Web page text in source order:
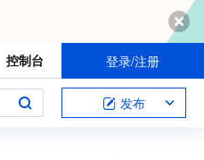
控制台 登录/注册
发布